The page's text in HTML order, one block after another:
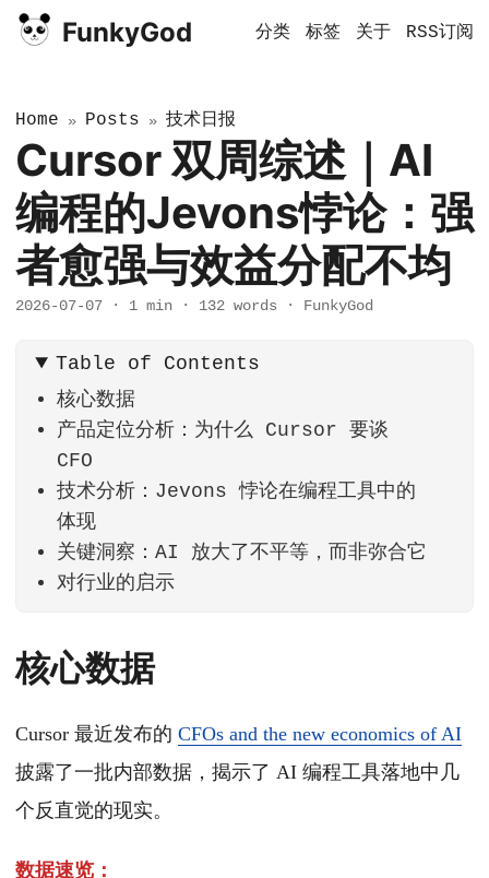
FunkyGod 分类 标签 关于 RSS订阅
Home » Posts » 技术日报
Cursor 双周综述｜AI
编程的Jevons悖论：强
者愈强与效益分配不均
2026-07-07 · 1 min · 132 words · FunkyGod
Table of Contents
核心数据
产品定位分析：为什么 Cursor 要谈
CFO
技术分析：Jevons 悖论在编程工具中的
体现
关键洞察：AI 放大了不平等，而非弥合它
对行业的启示
核心数据
Cursor 最近发布的 CFOs and the new economics of AI
披露了一批内部数据，揭示了 AI 编程工具落地中几
个反直觉的现实。
数据速览：